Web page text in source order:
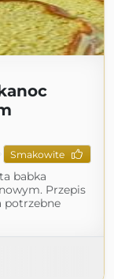
Smakowite
babka
Przepis
potrzebne